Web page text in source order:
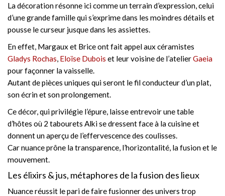
La décoration résonne ici comme un terrain d’expression, celui
d’une grande famille qui s’exprime dans les moindres détails et
pousse le curseur jusque dans les assiettes.
En effet, Margaux et Brice ont fait appel aux céramistes
Gladys Rochas, Eloïse Dubois et leur voisine de l’atelierGaeia
pour façonner la vaisselle.
Autant de pièces uniques qui seront le fil conducteur d’un plat,
son écrin et son prolongement.
Ce décor, qui privilégie l’épure, laisse entrevoir une table
d’hôtes où 2 tabourets Alki se dressent face à la cuisine et
donnent un aperçu de l’effervescence des coulisses.
Car nuance prône la transparence, l’horizontalité, la fusion et le
mouvement.
Les élixirs & jus, métaphores de la fusion des lieux
Nuance réussit le pari de faire fusionner des univers trop